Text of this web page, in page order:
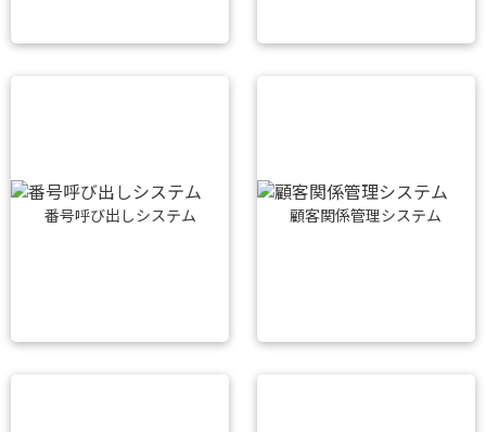
番号呼び出しシステム 顧客関係管理システム